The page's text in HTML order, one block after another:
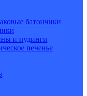
батончики
и пудинги
печенье